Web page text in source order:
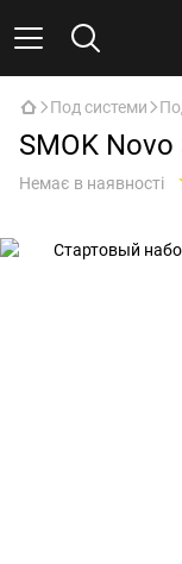
Под системи
SMOK
Немає в наявності